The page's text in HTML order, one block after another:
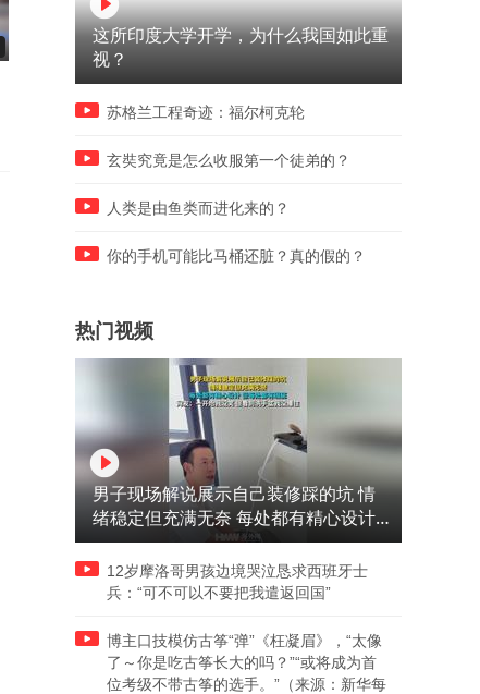
01:10
夏天来了，OPPO做了个“冷
静”透心凉的手机
新一代疾风散热引擎，
K15太“风”狂了
这所印度大学开学，为什么我国如此重
视？
苏格兰工程奇迹：福尔柯克轮
玄奘究竟是怎么收服第一个徒弟的？
人类是由鱼类而进化来的？
你的手机可能比马桶还脏？真的假的？
热门视频
男子现场解说展示自己装修踩的坑 情
绪稳定但充满无奈 每处都有精心设计
但每处都有瑕疵 网友：一开始我没笑
但看到洗手盆我没绷住
12岁摩洛哥男孩边境哭泣恳求西班牙士
兵：“可不可以不要把我遣返回国”
博主口技模仿古筝“弹”《枉凝眉》，“太像
了～你是吃古筝长大的吗？”“或将成为首
位考级不带古筝的选手。”（来源：新华每